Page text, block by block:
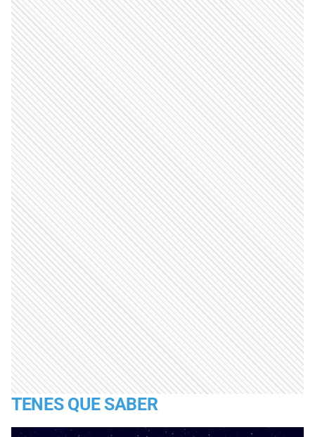
TENES QUE SABER